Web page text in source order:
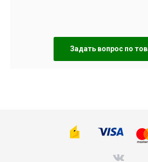
Задать вопрос по